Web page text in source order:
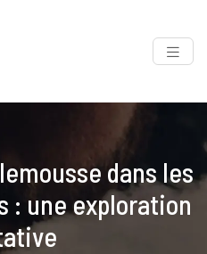
dans les
une exploration